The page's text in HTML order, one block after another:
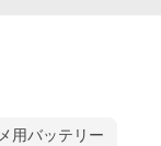
用バッテリー